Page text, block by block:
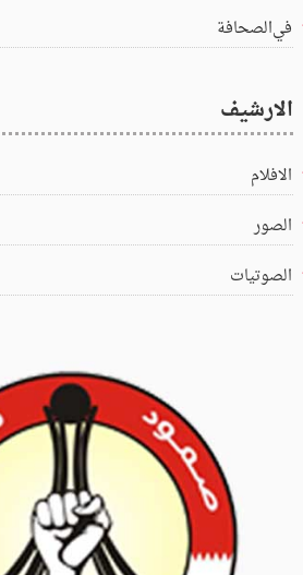
في‌الصحافة
الارشيف
الافلام
الصور
الصوتيات